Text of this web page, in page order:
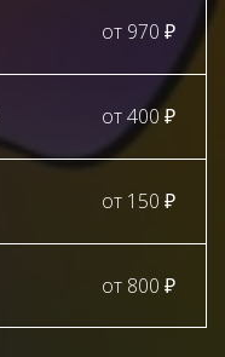
от 970 ₽
от 400 ₽
от 150 ₽
от 800 ₽